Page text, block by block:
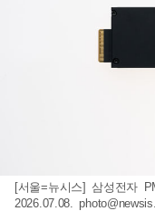
[서울=뉴시스] 삼성전자
2026.07.08.